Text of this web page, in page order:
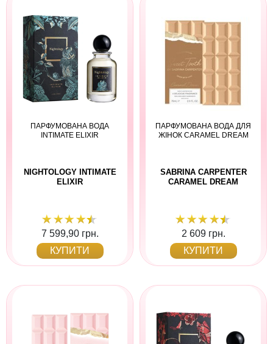
ПАРФУМОВАНА ВОДА
INTIMATE ELIXIR
NIGHTOLOGY INTIMATE
ELIXIR
7 599,90 грн.
КУПИТИ
ПАРФУМОВАНА ВОДА ДЛЯ
ЖІНОК CARAMEL DREAM
SABRINA CARPENTER
CARAMEL DREAM
2 609 грн.
КУПИТИ